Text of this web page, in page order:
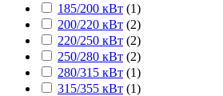
185/200 кВт (1)
200/220 кВт (2)
220/250 кВт (2)
250/280 кВт (2)
280/315 кВт (1)
315/355 кВт (1)